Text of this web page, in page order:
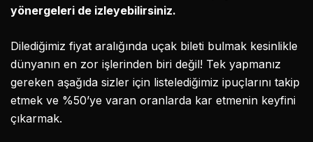
yönergeleri de izleyebilirsiniz.
Dilediğimiz fiyat aralığında uçak bileti bulmak kesinlikle
dünyanın en zor işlerinden biri değil! Tek yapmanız
gereken aşağıda sizler için listelediğimiz ipuçlarını takip
etmek ve %50’ye varan oranlarda kar etmenin keyfini
çıkarmak.